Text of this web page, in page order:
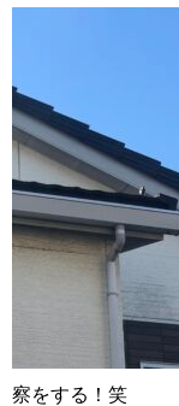
察をする！笑